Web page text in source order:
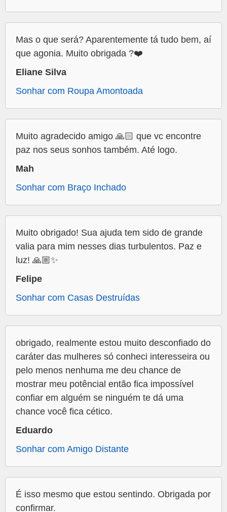
Mas o que será? Aparentemente tá tudo bem, aí
que agonia. Muito obrigada ?❤️
Eliane Silva
Sonhar com Roupa Amontoada
Muito agradecido amigo 🙏🏻 que vc encontre
paz nos seus sonhos também. Até logo.
Mah
Sonhar com Braço Inchado
Muito obrigado! Sua ajuda tem sido de grande
valia para mim nesses dias turbulentos. Paz e
luz! 🙏🏼✨
Felipe
Sonhar com Casas Destruídas
obrigado, realmente estou muito desconfiado do
caráter das mulheres só conheci interesseira ou
pelo menos nenhuma me deu chance de
mostrar meu potêncial então fica impossível
confiar em alguém se ninguém te dá uma
chance você fica cético.
Eduardo
Sonhar com Amigo Distante
É isso mesmo que estou sentindo. Obrigada por
confirmar.